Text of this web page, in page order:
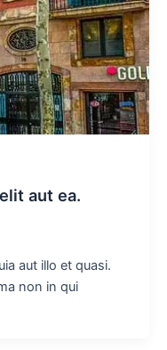
aut ea.
aut illo et quasi.
non in qui